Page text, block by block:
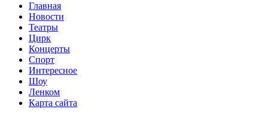
Главная
Новости
Театры
Цирк
Концерты
Спорт
Интересное
Шоу
Ленком
Карта сайта